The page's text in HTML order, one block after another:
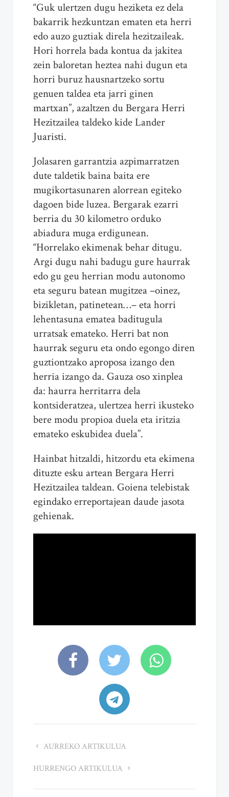
“Guk ulertzen dugu heziketa ez dela
bakarrik hezkuntzan ematen eta herri
edo auzo guztiak direla hezitzaileak.
Hori horrela bada kontua da jakitea
zein baloretan heztea nahi dugun eta
horri buruz hausnartzeko sortu
genuen taldea eta jarri ginen
martxan”, azaltzen du Bergara Herri
Hezitzailea taldeko kide Lander
Juaristi.
Jolasaren garrantzia azpimarratzen
dute taldetik baina baita ere
mugikortasunaren alorrean egiteko
dagoen bide luzea. Bergarak ezarri
berria du 30 kilometro orduko
abiadura muga erdigunean.
“Horrelako ekimenak behar ditugu.
Argi dugu nahi badugu gure haurrak
edo gu geu herrian modu autonomo
eta seguru batean mugitzea –oinez,
bizikletan, patinetean…– eta horri
lehentasuna ematea baditugula
urratsak emateko. Herri bat non
haurrak seguru eta ondo egongo diren
guztiontzako aproposa izango den
herria izango da. Gauza oso xinplea
da: haurra herritarra dela
kontsideratzea, ulertzea herri ikusteko
bere modu propioa duela eta iritzia
emateko eskubidea duela”.
Hainbat hitzaldi, hitzordu eta ekimena
dituzte esku artean Bergara Herri
Hezitzailea taldean. Goiena telebistak
egindako erreportajean daude jasota
gehienak.
AURREKO ARTIKULUA
HURRENGO ARTIKULUA